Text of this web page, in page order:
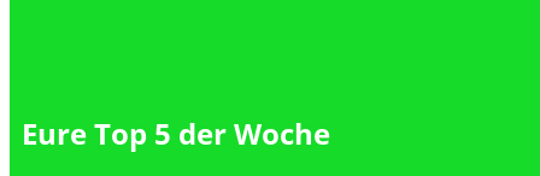
Eure Top 5 der Woche